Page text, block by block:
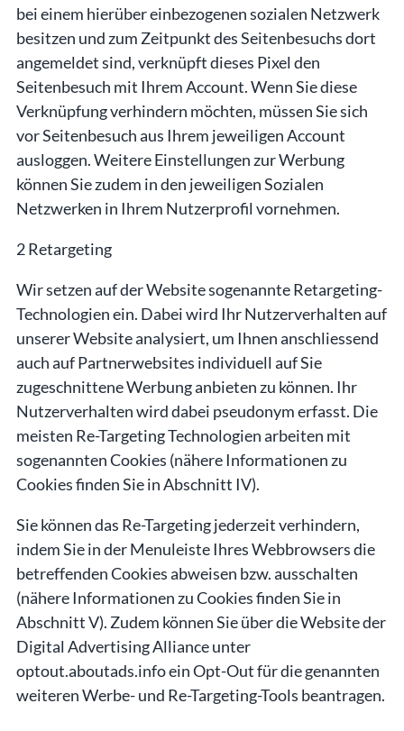
bei einem hierüber einbezogenen sozialen Netzwerk
besitzen und zum Zeitpunkt des Seitenbesuchs dort
angemeldet sind, verknüpft dieses Pixel den
Seitenbesuch mit Ihrem Account. Wenn Sie diese
Verknüpfung verhindern möchten, müssen Sie sich
vor Seitenbesuch aus Ihrem jeweiligen Account
ausloggen. Weitere Einstellungen zur Werbung
können Sie zudem in den jeweiligen Sozialen
Netzwerken in Ihrem Nutzerprofil vornehmen.
2 Retargeting
Wir setzen auf der Website sogenannte Retargeting-
Technologien ein. Dabei wird Ihr Nutzerverhalten auf
unserer Website analysiert, um Ihnen anschliessend
auch auf Partnerwebsites individuell auf Sie
zugeschnittene Werbung anbieten zu können. Ihr
Nutzerverhalten wird dabei pseudonym erfasst. Die
meisten Re-Targeting Technologien arbeiten mit
sogenannten Cookies (nähere Informationen zu
Cookies finden Sie in Abschnitt IV).
Sie können das Re-Targeting jederzeit verhindern,
indem Sie in der Menuleiste Ihres Webbrowsers die
betreffenden Cookies abweisen bzw. ausschalten
(nähere Informationen zu Cookies finden Sie in
Abschnitt V). Zudem können Sie über die Website der
Digital Advertising Alliance unter
optout.aboutads.info ein Opt-Out für die genannten
weiteren Werbe- und Re-Targeting-Tools beantragen.